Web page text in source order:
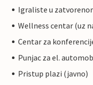
Igraliste u
Wellness centar (uz
Centar za
Punjac za el.
Pristup plazi (javno)